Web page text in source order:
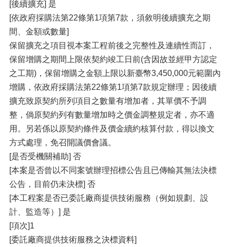
[後續擴充] 是
[依政府採購法第22條第1項第7款，須敘明後續擴充之期
間、金額或數量]
保留擴充之項目視本案工程前後之完整性及連續性而訂，
保留增購之期間上限依契約竣工日前(含因故並經甲方認定
之工期)，保留增購之金額上限以新臺幣3,450,000元範圍內
增購，依政府採購法第22條第1項第7款規定辦理；因後續
擴充致原契約所列項目之數量有增加者，其單價不予調
整，倘原契約列有數量增加時之價金調整規定者，亦不適
用。另若係以原契約條件及價金續約核算付款，得以換文
方式處理，免召開議價會議。
[是否受機關補助] 否
[本案是否曾以不同案號辦理招標公告且已傳輸其無法決標
公告，目前仍未決標] 否
[本工程案是否已委託廠商提供技術服務（例如規劃、設
計、監造等）] 是
[項次]1
[委託廠商提供技術服務之決標資料]